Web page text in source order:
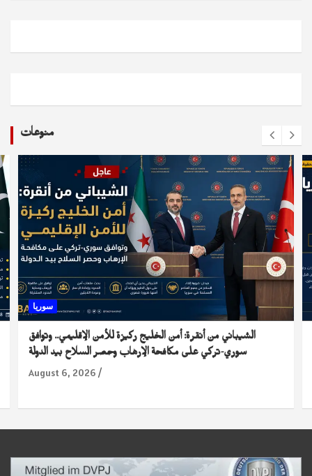
منوعات
سوريا
الشيباني من أنقرة: أمن الخليج ركيزة للأمن الإقليمي.. وتوافق
سوري-تركي على مكافحة الإرهاب وحصر السلاح بيد الدولة
August 6, 2026